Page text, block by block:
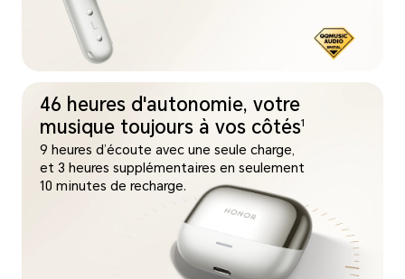
46 heures d'autonomie, votre
musique toujours à vos côtés1
9 heures d’écoute avec une seule charge,
et 3 heures supplémentaires enseulement
10 minutesde recharge.